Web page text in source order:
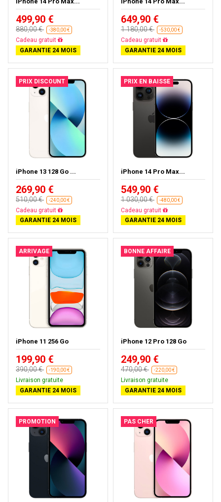
499,90 €
880,00 € -380,00 €
Livraison gratuite
GARANTIE 24 MOIS
649,90 €
1 180,00 € -530,00 €
Livraison gratuite
GARANTIE 24 MOIS
PRIX DISCOUNT
iPhone 13 128 Go ...
269,90 €
510,00 € -240,00 €
Livraison gratuite
GARANTIE 24 MOIS
PRIX EN BAISSE
iPhone 14 Pro Max...
549,90 €
1 030,00 € -480,00 €
Livraison gratuite
GARANTIE 24 MOIS
ARRIVAGE
iPhone 11 256 Go
199,90 €
390,00 € -190,00 €
Livraison gratuite
GARANTIE 24 MOIS
BONNE AFFAIRE
iPhone 12 Pro 128 Go
249,90 €
470,00 € -220,00 €
Livraison gratuite
GARANTIE 24 MOIS
PROMOTION PAS CHER